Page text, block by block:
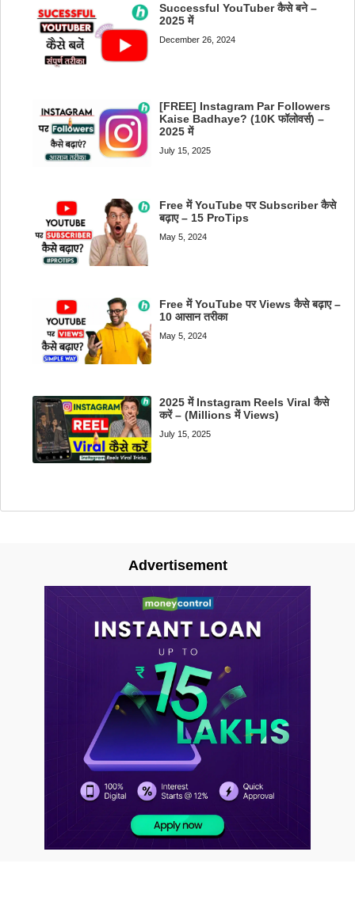
Successful YouTuber कैसे बने –
2025 में
December 26, 2024
[FREE] Instagram Par Followers
Kaise Badhaye? (10K फॉलोवर्स) –
2025 में
July 15, 2025
Free में YouTube पर Subscriber कैसे
बढ़ाए – 15 ProTips
May 5, 2024
Free में YouTube पर Views कैसे बढ़ाए –
10 आसान तरीका
May 5, 2024
2025 में Instagram Reels Viral कैसे
करें – (Millions में Views)
July 15, 2025
Advertisement